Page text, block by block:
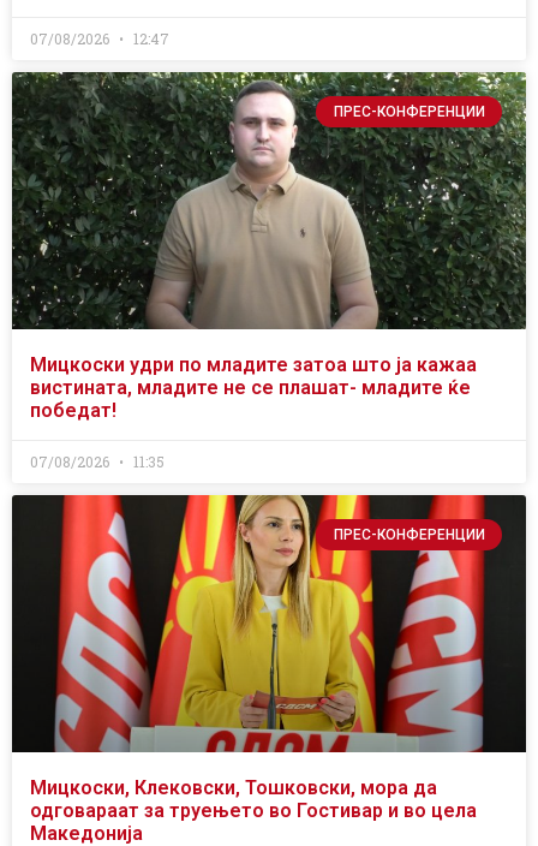
07/08/2026 12:47
ПРЕС-КОНФЕРЕНЦИИ
Мицкоски удри по младите затоа што ја кажаа
вистината, младите не се плашат- младите ќе
победат!
07/08/2026 11:35
ПРЕС-КОНФЕРЕНЦИИ
Мицкоски, Клековски, Тошковски, мора да
одговараат за труењето во Гостивар и во цела
Македонија